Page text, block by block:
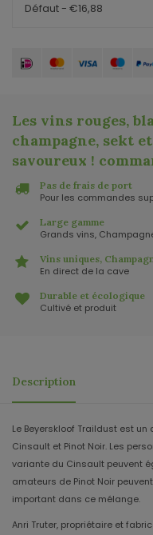
Défaut - €16,88
Les vins rouges,
champagne, sekt
savoureux !
Pas de frais de port
Pour les commandes
Large gamme
Grands vins,
Vins uniques,
En direct de la cave
Durable et écologique
Cultivé et produit
Description
Le Beyerskloof Traildust est
Cinsault et Pinot Noir. Les
variante du Cinsault peuvent
amateurs de Pinot Noir
important dans ce mélange.
Anri Truter, propriétaire et